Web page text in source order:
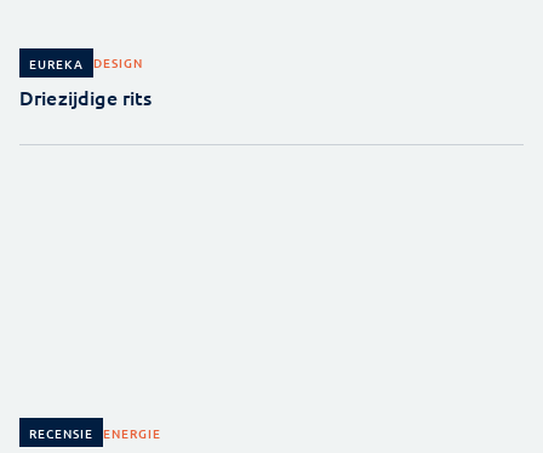
EUREKA DESIGN
Driezijdige rits
RECENSIE ENERGIE